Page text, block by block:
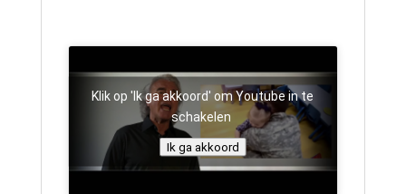
Klik op 'Ik ga akkoord' om Youtube in te
schakelen
Ik ga akkoord